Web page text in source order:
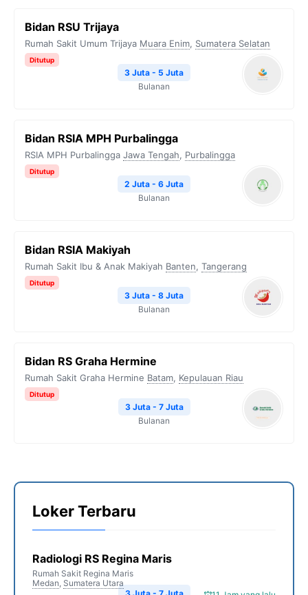
Bidan RSU Trijaya
Rumah Sakit Umum Trijaya Muara Enim, Sumatera Selatan
Ditutup
3 Juta - 5 Juta
Bulanan
Bidan RSIA MPH Purbalingga
RSIA MPH Purbalingga Jawa Tengah, Purbalingga
Ditutup
2 Juta - 6 Juta
Bulanan
Bidan RSIA Makiyah
Rumah Sakit Ibu & Anak Makiyah Banten, Tangerang
Ditutup
3 Juta - 8 Juta
Bulanan
Bidan RS Graha Hermine
Rumah Sakit Graha Hermine Batam, Kepulauan Riau
Ditutup
3 Juta - 7 Juta
Bulanan
Loker Terbaru
Radiologi RS Regina Maris
Rumah Sakit Regina Maris
Medan, Sumatera Utara